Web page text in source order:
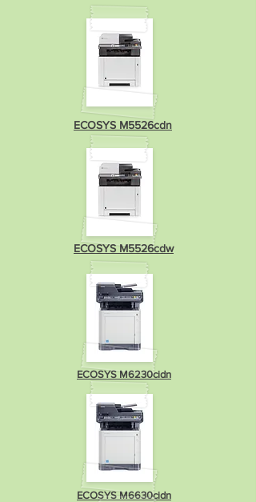
ECOSYS M5526cdn
ECOSYS M5526cdw
ECOSYS M6230cidn
ECOSYS M6630cidn